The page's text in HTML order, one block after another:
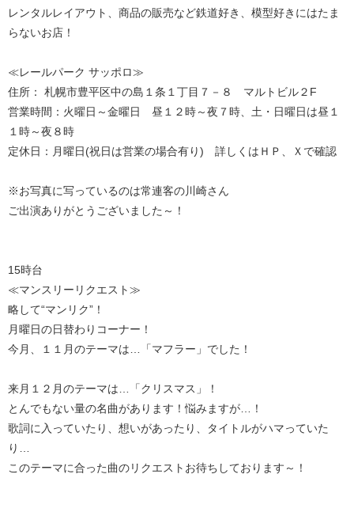
レンタルレイアウト、商品の販売など鉄道好き、模型好きにはたま
らないお店！
≪レールパーク サッポロ≫
住所： 札幌市豊平区中の島１条１丁目７－８ マルトビル２F
営業時間：火曜日～金曜日 昼１２時～夜７時、土・日曜日は昼１
１時～夜８時
定休日：月曜日(祝日は営業の場合有り) 詳しくはＨＰ、Ｘで確認
※お写真に写っているのは常連客の川崎さん
ご出演ありがとうございました～！
15時台
≪マンスリーリクエスト≫
略して“マンリク”！
月曜日の日替わりコーナー！
今月、１１月のテーマは…「マフラー」でした！
来月１２月のテーマは…「クリスマス」！
とんでもない量の名曲があります！悩みますが…！
歌詞に入っていたり、想いがあったり、タイトルがハマっていた
り…
このテーマに合った曲のリクエストお待ちしております～！